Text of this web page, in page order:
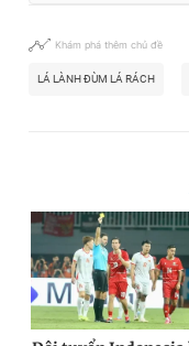
Khám phá thêm chủ đề
LÁ LÀNH ĐÙM LÁ RÁCH